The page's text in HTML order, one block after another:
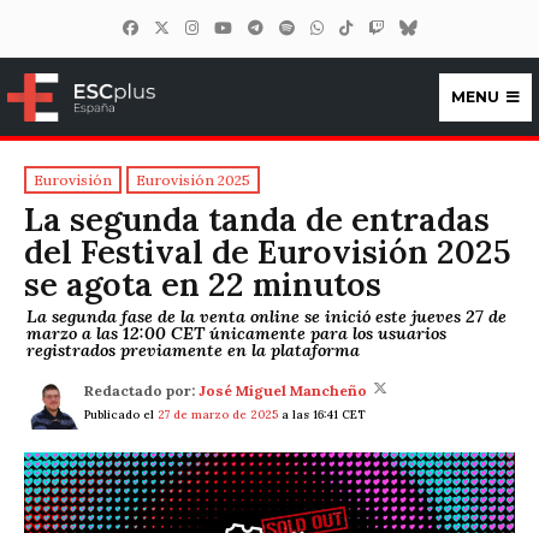
ESCplus España
MENU
Eurovisión Eurovisión 2025
La segunda tanda de entradas
del Festival de Eurovisión 2025
se agota en 22 minutos
La segunda fase de la venta online se inició este jueves 27 de
marzo a las 12:00 CET únicamente para los usuarios
registrados previamente en la plataforma
Redactado por: José Miguel Mancheño
Publicado el 27 de marzo de 2025 a las 16:41 CET